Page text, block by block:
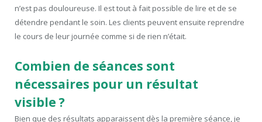
n’est pas douloureuse. Il est tout à fait possible de lire et de se
détendre pendant le soin. Les clients peuvent ensuite reprendre
le cours de leur journée comme si de rien n’était.
Combien de séances sont
nécessaires pour un résultat
visible ?
Bien que des résultats apparaissent dès la première séance, je